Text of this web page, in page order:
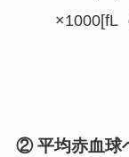
×1000[fL
② 平均赤血球